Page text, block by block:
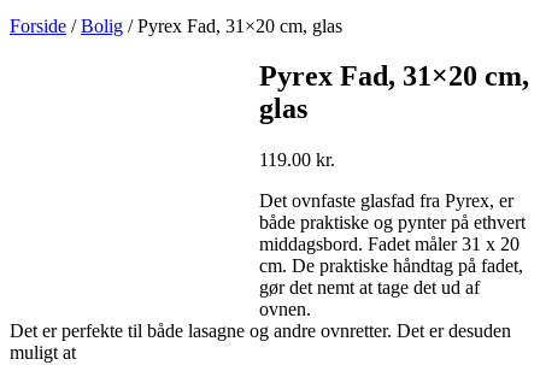
Forside /Bolig / Pyrex Fad, 31×20 cm, glas
Pyrex Fad, 31×20 cm,
glas
119.00kr.
Det ovnfaste glasfad fra Pyrex, er
både praktiske og pynter på ethvert
middagsbord. Fadet måler 31 x 20
cm. De praktiske håndtag på fadet,
gør det nemt at tage det ud af
ovnen.
Det er perfekte til både lasagne og andre ovnretter. Det er desuden
muligt at